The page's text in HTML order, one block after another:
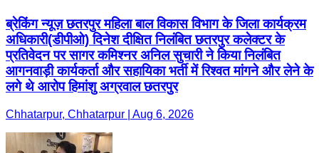
ब्रेकिंग न्यूज़ छतरपुर महिला बाल विकास विभाग के जिला कार्यक्रम
अधिकारी(डीपीओ) दिनेश दीक्षित निलंबित छतरपुर कलेक्टर के
प्रतिवेदन पर सागर कमिश्नर अनिल सुचारी ने किया निलंबित
आगनवाड़ी कार्यकर्ता और सहायिका भर्ती में रिश्वत मांगने और लेने के
लगे थे आरोप हिमांशु अग्रवाल छतरपुर
Chhatarpur, Chhatarpur | Aug 6, 2026